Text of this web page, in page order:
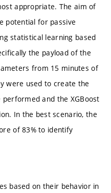
appropriate. The aim of
potential for passive
statistical learning based
the payload of the
from 15 minutes of
were used to create the
and the XGBoost
In the best scenario, the
of 83% to identify
based on their behavior in